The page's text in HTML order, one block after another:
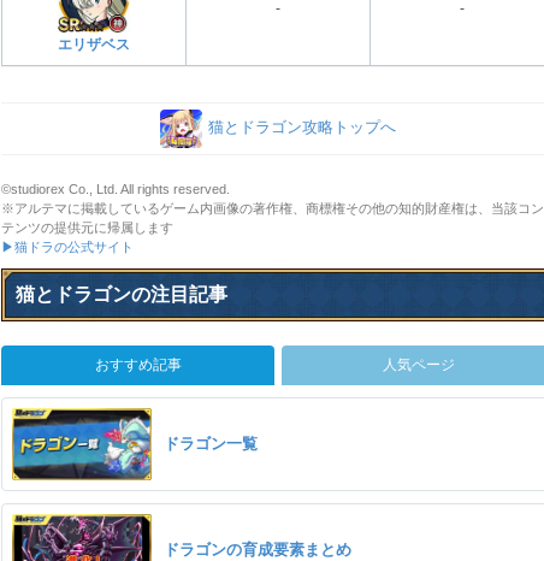
エリザベス
- -
猫とドラゴン攻略トップへ
©studiorex Co., Ltd. All rights reserved.
※アルテマに掲載しているゲーム内画像の著作権、商標権その他の知的財産権は、当該コン
テンツの提供元に帰属します
▶猫ドラの公式サイト
猫とドラゴンの注目記事
おすすめ記事 人気ページ
ドラゴン一覧
ドラゴンの育成要素まとめ